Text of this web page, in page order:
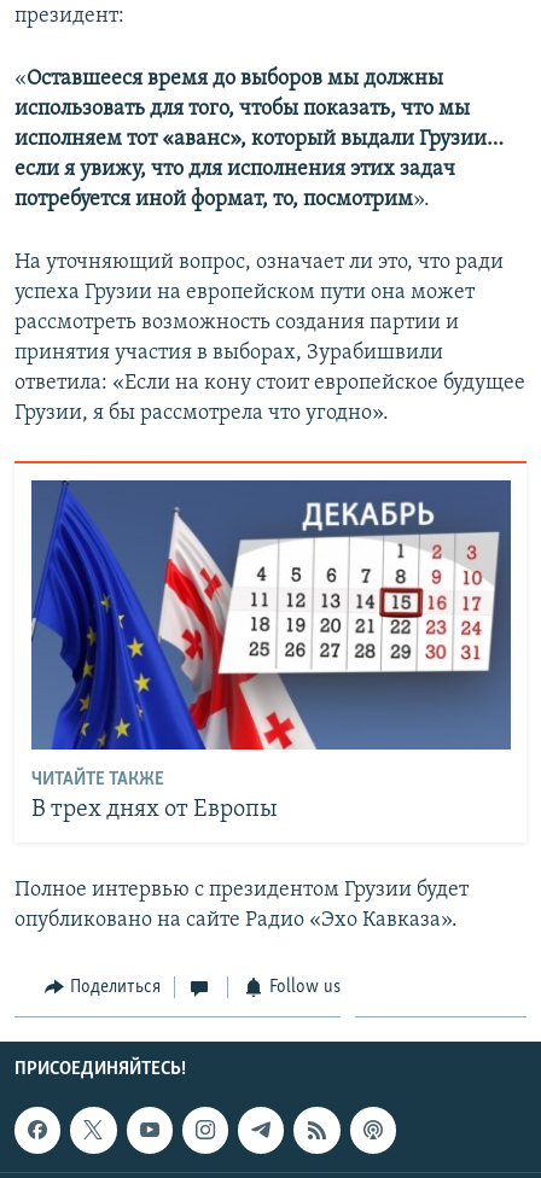
президент:
«Оставшееся время до выборов мы должны
использовать для того, чтобы показать, что мы
исполняем тот «аванс», который выдали Грузии…
если я увижу, что для исполнения этих задач
потребуется иной формат, то, посмотрим».
На уточняющий вопрос, означает ли это, что ради
успеха Грузии на европейском пути она может
рассмотреть возможность создания партии и
принятия участия в выборах, Зурабишвили
ответила: «Если на кону стоит европейское будущее
Грузии, я бы рассмотрела что угодно».
ЧИТАЙТЕ ТАКЖЕ
В трех днях от Европы
Полное интервью с президентом Грузии будет
опубликовано на сайте Радио «Эхо Кавказа».
Поделиться Follow us
ПРИСОЕДИНЯЙТЕСЬ!